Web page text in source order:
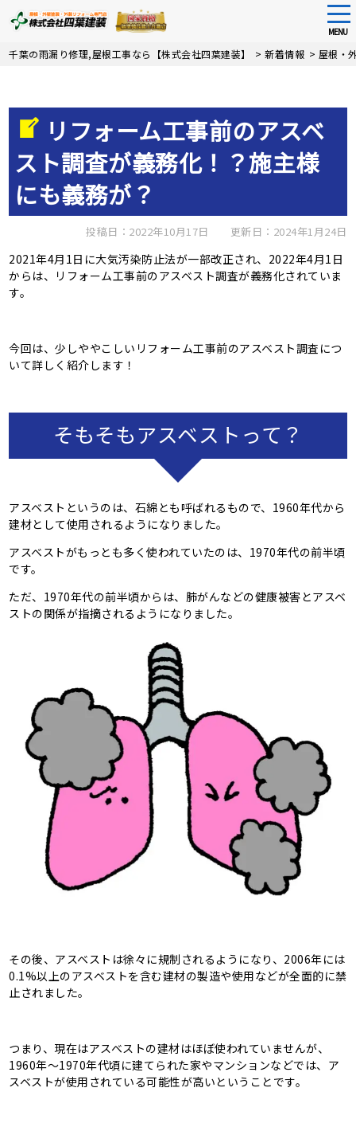
Skip
MENU
千葉の雨漏り修理,屋根工事なら【株式会社四葉建装】 >新着情報 > 屋根・
リフォーム工事前のアスベ
スト調査が義務化！？施主様
にも義務が？
投稿日：2022年10月17日 更新日：2024年1月24日
2021年4月1日に大気汚染防止法が一部改正され、2022年4月1日
からは、リフォーム工事前のアスベスト調査が義務化されていま
す。
今回は、少しややこしいリフォーム工事前のアスベスト調査につ
いて詳しく紹介します！
そもそもアスベストって？
アスベストというのは、石綿とも呼ばれるもので、1960年代から
建材として使用されるようになりました。
アスベストがもっとも多く使われていたのは、1970年代の前半頃
です。
ただ、1970年代の前半頃からは、肺がんなどの健康被害とアスベ
ストの関係が指摘されるようになりました。
その後、アスベストは徐々に規制されるようになり、2006年には
0.1%以上のアスベストを含む建材の製造や使用などが全面的に禁
止されました。
つまり、現在はアスベストの建材はほぼ使われていませんが、
1960年〜1970年代頃に建てられた家やマンションなどでは、ア
スベストが使用されている可能性が高いということです。